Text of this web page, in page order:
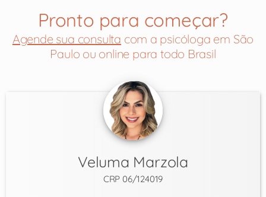
Pronto para começar?
Agende sua consulta com a psicóloga em São
Paulo ou online para todo Brasil
Veluma Marzola
CRP 06/124019